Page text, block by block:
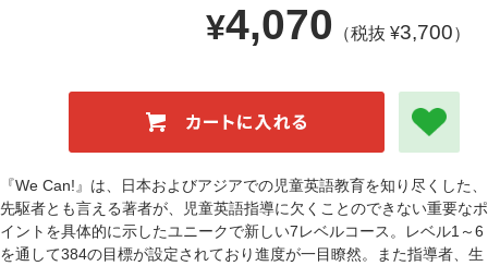
¥4,070 （税抜 ¥3,700）
『We Can!』は、日本およびアジアでの児童英語教育を知り尽くした、
先駆者とも言える著者が、児童英語指導に欠くことのできない重要なポ
イントを具体的に示したユニークで新しい7レベルコース。レベル1～6
を通して384の目標が設定されており進度が一目瞭然。また指導者、生